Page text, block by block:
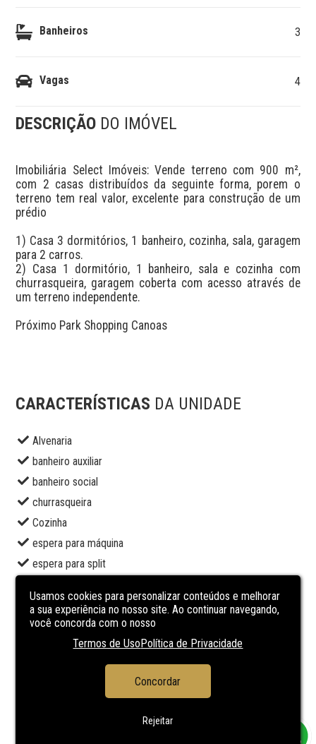
Banheiros 3
Vagas 4
DESCRIÇÃO DO IMÓVEL
Imobiliária Select Imóveis: Vende terreno com 900 m²,
com 2 casas distribuídos da seguinte forma, porem o
terreno tem real valor, excelente para construção de um
prédio
1) Casa 3 dormitórios, 1 banheiro, cozinha, sala, garagem
para 2 carros.
2) Casa 1 dormitório, 1 banheiro, sala e cozinha com
churrasqueira, garagem coberta com acesso através de
um terreno independente.
Próximo Park Shopping Canoas
CARACTERÍSTICAS DA UNIDADE
Alvenaria
banheiro auxiliar
banheiro social
churrasqueira
Cozinha
espera para máquina
espera para split
lavanderia
living 2 ambientes
Usamos cookies para personalizar conteúdos e melhorar
a sua experiência no nosso site. Ao continuar navegando,
você concorda com o nosso
Termos de UsoPolítica de Privacidade
Concordar
Rejeitar